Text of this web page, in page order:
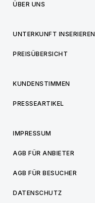
ÜBER UNS
UNTERKUNFT INSERIEREN
PREISÜBERSICHT
KUNDENSTIMMEN
PRESSEARTIKEL
IMPRESSUM
AGB FÜR ANBIETER
AGB FÜR BESUCHER
DATENSCHUTZ